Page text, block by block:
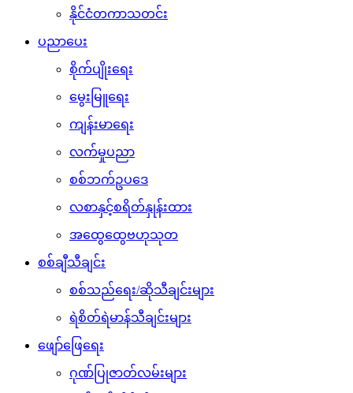
နိုင်ငံတကာသတင်း
ပညာပေး
စိုက်ပျိုးရေး
မွေးမြူရေး
ကျန်းမာရေး
လက်မှုပညာ
စစ်ဘက်ဥပဒေ
လစာနှင့်စရိတ်နှုန်းထား
အထွေထွေဗဟုသုတ
စစ်ချီသီချင်း
စစ်သည်ရေး/ဆိုသီချင်းများ
ရဲစိတ်ရဲမာန်သီချင်းများ
ဖျော်ဖြေရေး
ဂုဏ်ပြုဇာတ်လမ်းများ